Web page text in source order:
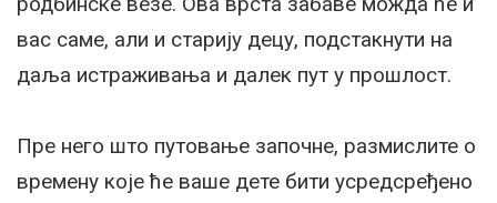
вас саме, али и старију децу, подстакнути на
даља истраживања и далек пут у прошлост.
Пре него што путовање започне, размислите о
времену које ће ваше дете бити усредсређено